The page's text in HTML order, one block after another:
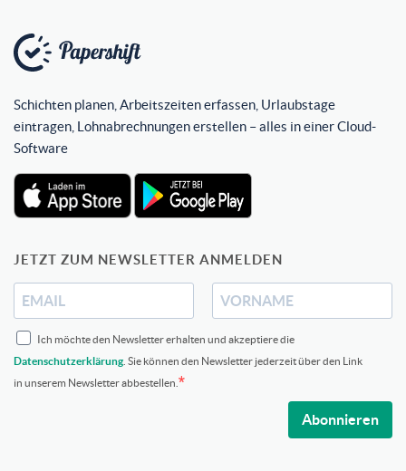
Schichten planen, Arbeitszeiten erfassen, Urlaubstage
eintragen, Lohnabrechnungen erstellen – alles in einer Cloud-
Software
JETZT ZUM NEWSLETTER ANMELDEN
Ich möchte den Newsletter erhalten und akzeptiere die
Datenschutzerklärung . Sie können den Newsletter jederzeit über den Link
in unserem Newsletter abbestellen.
Abonnieren